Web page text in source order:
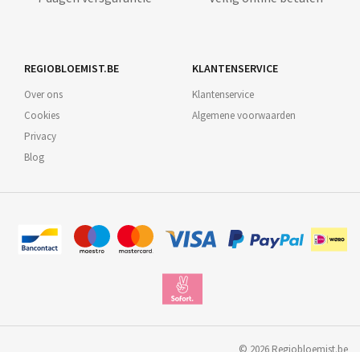
REGIOBLOEMIST.BE
Over ons
Cookies
Privacy
Blog
KLANTENSERVICE
Klantenservice
Algemene voorwaarden
© 2026 Regiobloemist.be